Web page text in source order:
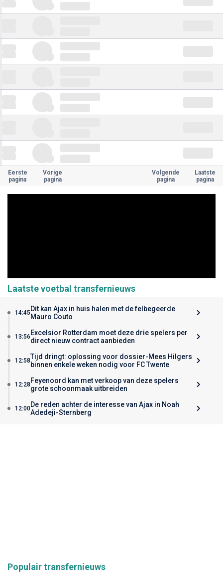
Eerste
pagina
Vorige
pagina
Volgende
pagina
Laatste
pagina
Laatste voetbal transfernieuws
14:45 Dit kan Ajax in huis halen met de felbegeerde
Mauro Couto
13:56 Excelsior Rotterdam moet deze drie spelers per
direct nieuw contract aanbieden
12:58Tijd dringt: oplossing voor dossier-Mees Hilgers
binnen enkele weken nodig voor FC Twente
12:28 Feyenoord kan met verkoop van deze spelers
grote schoonmaak uitbreiden
12:00De reden achter de interesse van Ajax in Noah
Adedeji-Sternberg
Populair transfernieuws